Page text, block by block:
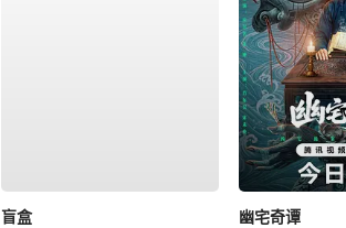
盲盒
幽宅奇谭